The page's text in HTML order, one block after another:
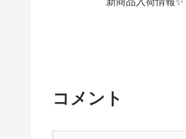
コメント